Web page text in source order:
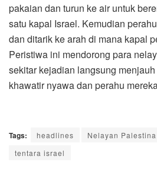
pakaian dan turun ke air untuk
satu kapal Israel. Kemudian
dan ditarik ke arah di mana kapal
Peristiwa ini mendorong para
sekitar kejadian langsung
khawatir nyawa dan perahu
Tags: headlines Nelayan Palestina
tentara israel